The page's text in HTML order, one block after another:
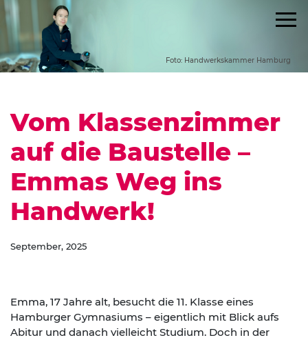
Foto: Handwerkskammer Hamburg
Vom Klassenzimmer
auf die Baustelle –
Emmas Weg ins
Handwerk!
September, 2025
Emma, 17 Jahre alt, besucht die 11. Klasse eines
Hamburger Gymnasiums – eigentlich mit Blick aufs
Abitur und danach vielleicht Studium. Doch in der